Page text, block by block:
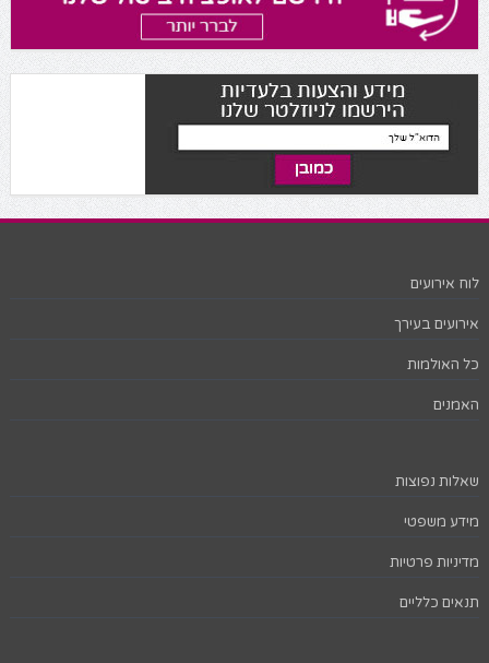
לוח אירועים
אירועים בעירך
כל האולמות
האמנים
שאלות נפוצות
מידע משפטי
מדיניות פרטיות
תנאים כלליים